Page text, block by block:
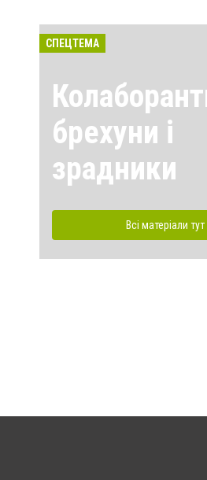
СПЕЦТЕМА
брехуни і
зрадники
Всі матеріали тут